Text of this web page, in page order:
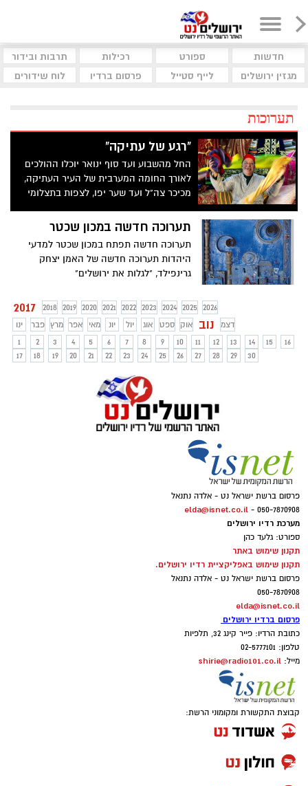
חדשות ספורט רכילות
תרבות ובידור
מגזין ירושלים
לייף סטייל פרסום ברדיו לוח שידורים
תערוכות
"רגע של עתיקה"
החל מהשבוע ועד סוף ינואר יוכלו ההולכים
לאורך החומה המערבית של העיר העתיקה,
מכיכר צה"ל ועד שער יפו, לצפות בתצלומי
המפורסמים והצבעוניים ביותר, כפי שנקלטו
בעדשת המצלמה של צלמי לשכת העיתונות
הממשלתית
תערוכה חדשה במכון שכטר
תערוכה חדשה תפתח במכון שכטר למדעי
היהדות תערוכה חדשה של האמן יצחק
גרינפילד, "לגלות את ירושלים"
2017 2018 2019 2020 2021 2022 2023 2024 2025
2026
ינו
פבר מרץ אפר מאי יונ יול אוג ספט אוק נוב
דצמ
1
2 3 4 5 6 7 8 9 10 11 12 13 14 15
16
17
18 19 20 21 22 23 24 25 26 27 28 29 30
פרסום ברשת ישראל נט - אלדה נתנאל
050-7870908 -
elda@isnet.co.il
מערכת רדיו ירושלים
ספורט: גלעד כהן
תקנון שימוש באתר
תקנון שימוש באפליקציית רדיו ירושלים.
פרסום ברשת ישראל נט - אלדה נתנאל
050-7870908
elda@isnet.co.il
פרסום ברדיו ירושלים
כתובת הרדיו: פייר קינג 32, תלפיות
טלפון: 02-5777101
מייל: shirie@radio101.co.il
קבוצת התקשורת ומקומוני הרשת: